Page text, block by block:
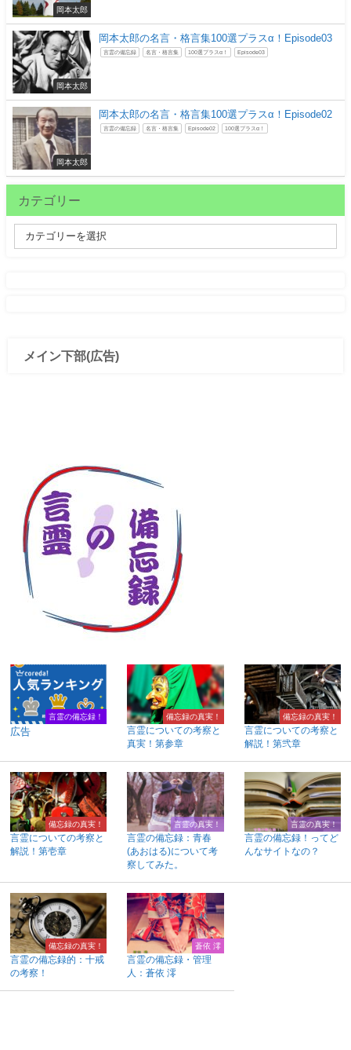
岡本太郎
岡本太郎
岡本太郎の名言・格言集100選プラスα！Episode03
言霊の備忘録 名言・格言集 100選プラスα！ Episode03
岡本太郎
岡本太郎の名言・格言集100選プラスα！Episode02
言霊の備忘録 名言・格言集 Episode02 100選プラスα！
カテゴリー
メイン下部(広告)
言霊の備忘録！
広告
備忘録の真実！
言霊についての考察と
真実！第参章
備忘録の真実！
言霊についての考察と
解説！第弐章
備忘録の真実！
言霊についての考察と
解説！第壱章
言霊の真実！
言霊の備忘録：青春
(あおはる)について考
察してみた。
言霊の真実！
言霊の備忘録！ってど
んなサイトなの？
備忘録の真実！
言霊の備忘録的：十戒
の考察！
蒼依 澪
言霊の備忘録・管理
人：蒼依 澪